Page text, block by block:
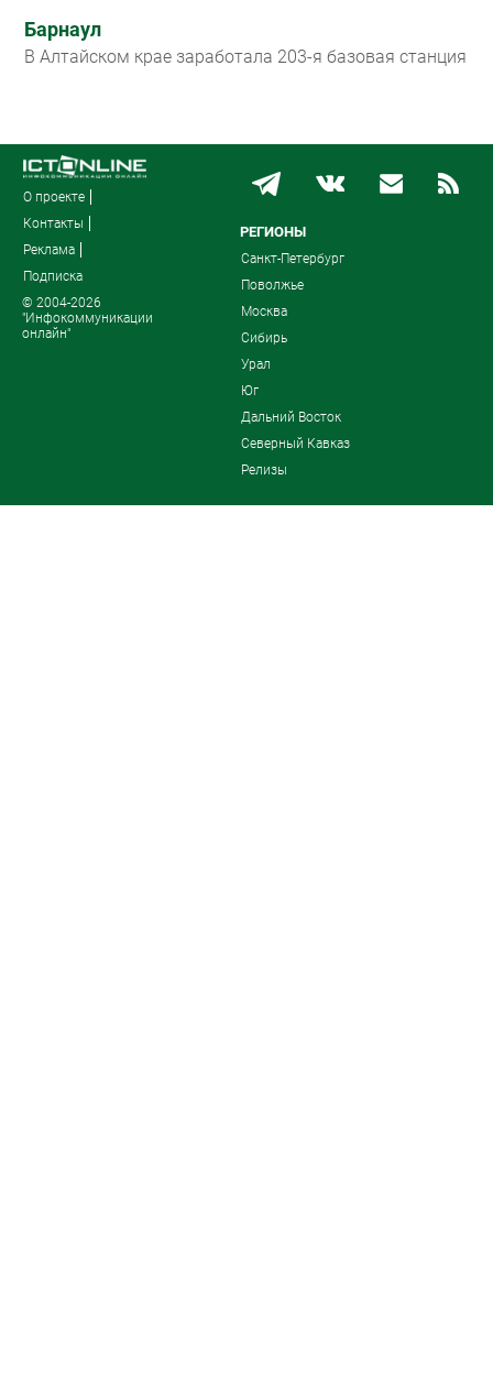
Барнаул
В Алтайском крае заработала 203-я базовая станция
О проекте
Контакты
Реклама
Подписка
© 2004-2026
"Инфокоммуникации
онлайн"
РЕГИОНЫ
Санкт-Петербург
Поволжье
Москва
Сибирь
Урал
Юг
Дальний Восток
Северный Кавказ
Релизы